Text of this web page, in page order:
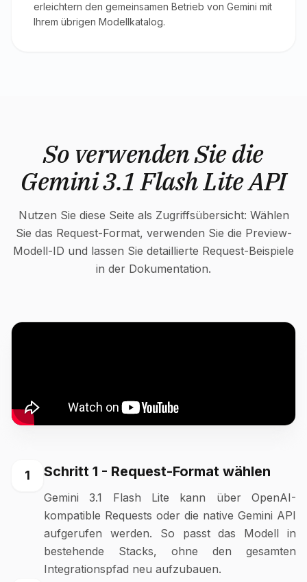
erleichtern den gemeinsamen Betrieb von Gemini mit
Ihrem übrigen Modellkatalog.
So verwenden Sie die
Gemini 3.1 Flash Lite API
Nutzen Sie diese Seite als Zugriffsübersicht: Wählen
Sie das Request-Format, verwenden Sie die Preview-
Modell-ID und lassen Sie detaillierte Request-Beispiele
in der Dokumentation.
1 Schritt 1 - Request-Format wählen
Gemini 3.1 Flash Lite kann über OpenAI-
kompatible Requests oder die native Gemini API
aufgerufen werden. So passt das Modell in
bestehende Stacks, ohne den gesamten
Integrationspfad neu aufzubauen.